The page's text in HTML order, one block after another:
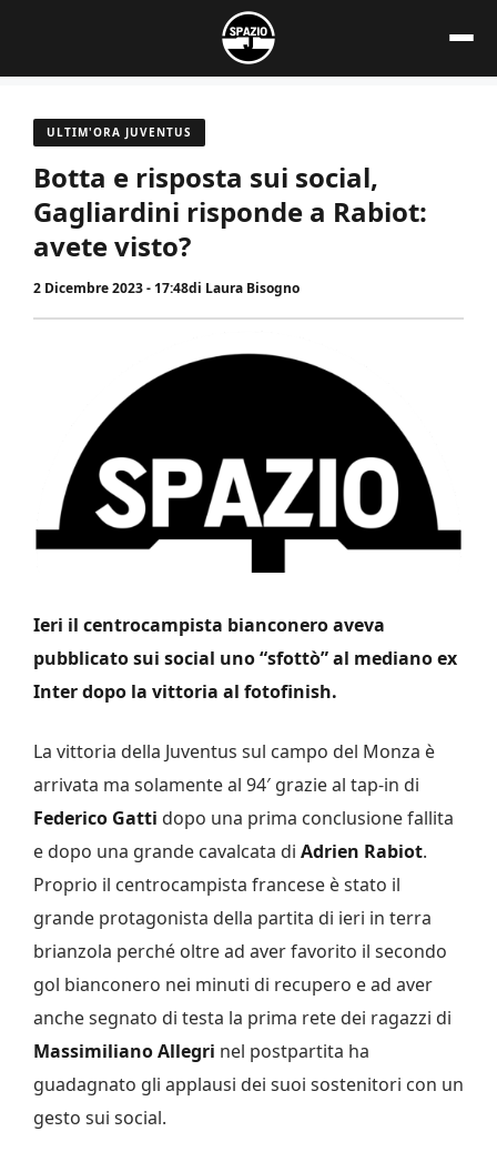
contenuto
ULTIM'ORA JUVENTUS
Botta e risposta sui social,
Gagliardini risponde a Rabiot:
avete visto?
2 Dicembre 2023 - 17:48di Laura Bisogno
Ieri il centrocampista bianconero aveva
pubblicato sui social uno “sfottò” al mediano ex
Inter dopo la vittoria al fotofinish.
La vittoria della Juventus sul campo del Monza è
arrivata ma solamente al 94′ grazie al tap-in di
Federico Gatti dopo una prima conclusione fallita
e dopo una grande cavalcata di Adrien Rabiot.
Proprio il centrocampista francese è stato il
grande protagonista della partita di ieri in terra
brianzola perché oltre ad aver favorito il secondo
gol bianconero nei minuti di recupero e ad aver
anche segnato di testa la prima rete dei ragazzi di
Massimiliano Allegri nel postpartita ha
guadagnato gli applausi dei suoi sostenitori con un
gesto sui social.